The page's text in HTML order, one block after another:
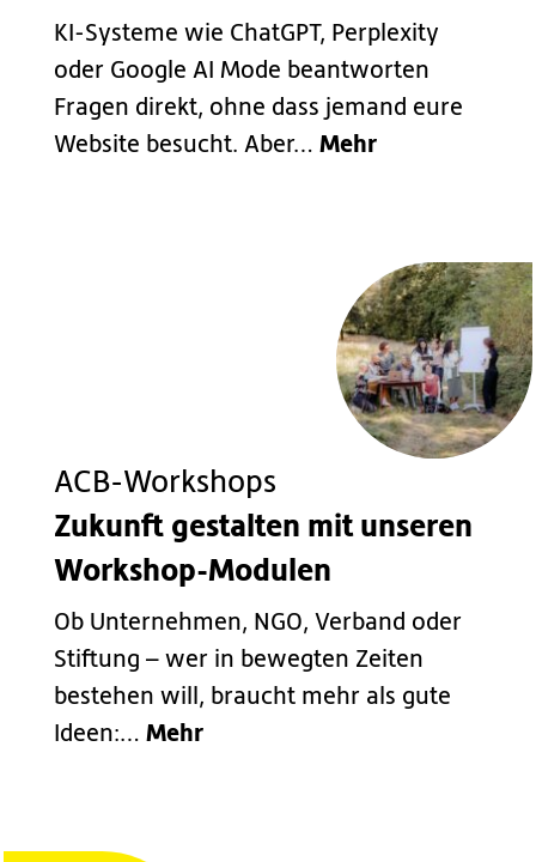
KI-Systeme wie ChatGPT, Perplexity
oder Google AI Mode beantworten
Fragen direkt, ohne dass jemand eure
Website besucht. Aber… Mehr
ACB-Workshops
Zukunft gestalten mit unseren
Workshop-Modulen
Ob Unternehmen, NGO, Verband oder
Stiftung – wer in bewegten Zeiten
bestehen will, braucht mehr als gute
Ideen:… Mehr